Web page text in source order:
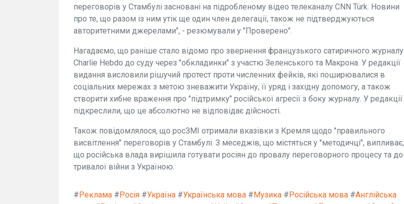
переговорів у Стамбулі засновані на підробленому відео телеканалу CNN Türk. Новини
про те, що разом із ним утік ще один член делегації, також не підтверджуються
авторитетними джерелами", - резюмували у "Проверено".
Нагадаємо, що раніше стало відомо про звернення французького сатиричного журналу
Charlie Hebdo до суду через "обкладинки" з участю Зеленського та Макрона. У редакції
видання висловили рішучий протест проти численних фейків, які поширювалися в
соціальних мережах з метою зневажити Україну, її уряд і західну допомогу, а також
створити хибне враження про "підтримку" російської агресії з боку журналу. У редакції
підкреслили, що це абсолютно не відповідає дійсності.
Також повідомлялося, що росЗМІ отримали вказівки з Кремля щодо "правильного
висвітлення" переговорів у Стамбулі. З меседжів, що містяться у "методичці", випливає,
що російська влада вирішила готувати росіян до провалу переговорного процесу та до
тривалої війни з Україною.
#Реклама #Росія #Україна #Українська мова #Музика #Російська мова #Англійська